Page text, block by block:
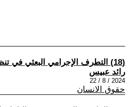
(18) التطرف الإجرامي البعثي في تنظيم التطهير العرقي وترحيل التبعية
رائد عبيس
2024 / 8 / 22
حقوق الانسان